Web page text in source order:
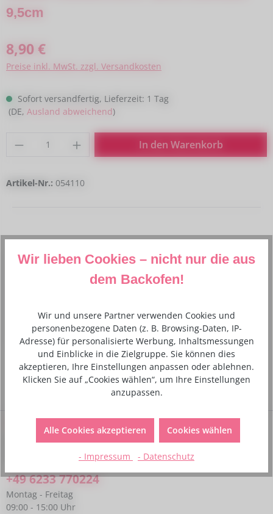
9,5cm
Regulärer Preis:
8,90 €
Preise inkl. MwSt. zzgl. Versandkosten
Sofort versandfertig, Lieferzeit: 1 Tag
(DE, Ausland abweichend)
Produkt Anzahl: Gib den gewünschten
In den Warenkorb
Artikel-Nr.: 054110
Hersteller- und Sicherheitsinformationen
Bei Fragen kannst du uns gerne telefonisch unter folgender
Nummer kontaktieren:
+49 6233 770224
Montag - Freitag
09:00 - 15:00 Uhr
Wir lieben Cookies – nicht nur die aus
dem Backofen!
Wir und unsere Partner verwenden Cookies und
personenbezogene Daten (z. B. Browsing-Daten, IP-
Adresse) für personalisierte Werbung, Inhaltsmessungen
und Einblicke in die Zielgruppe. Sie können dies
akzeptieren, Ihre Einstellungen anpassen oder ablehnen.
Klicken Sie auf „Cookies wählen“, um Ihre Einstellungen
anzupassen.
Alle Cookies akzeptieren Cookies wählen
- Impressum - Datenschutz